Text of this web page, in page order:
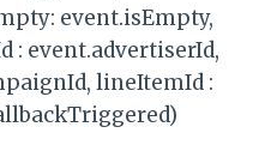
event.isEmpty,
: event.advertiserId,
lineItemId :